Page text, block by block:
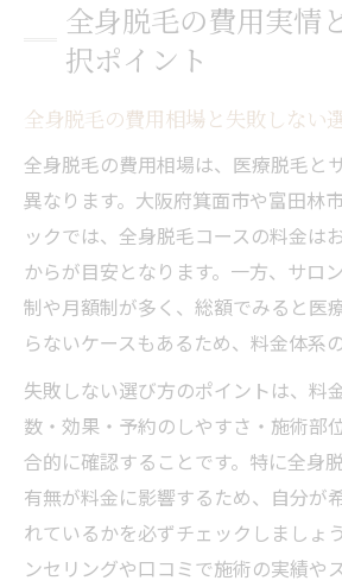
全身脱毛の費用実情
択ポイント
全身脱毛の費用相場と失敗しない
全身脱毛の費用相場は、医療脱毛と
異なります。大阪府箕面市や富田林
ックでは、全身脱毛コースの料金は
からが目安となります。一方、サロ
制や月額制が多く、総額でみると医
らないケースもあるため、料金体系
失敗しない選び方のポイントは、料
数・効果・予約のしやすさ・施術部
合的に確認することです。特に全身
有無が料金に影響するため、自分が
れているかを必ずチェックしましょ
ンセリングや口コミで施術の実績や